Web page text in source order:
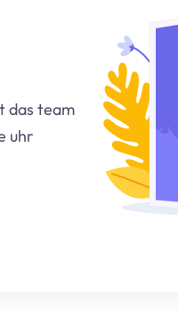
das team
uhr